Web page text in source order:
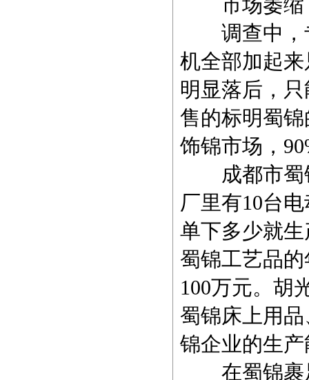
市场萎缩
调查中，专
机全部加起
明显落后，
售的标明蜀
饰锦市场，
成都市蜀锦
厂里有10台
单下多少就
蜀锦工艺品
100万元。胡
蜀锦床上用
锦企业的生
在蜀锦裹足